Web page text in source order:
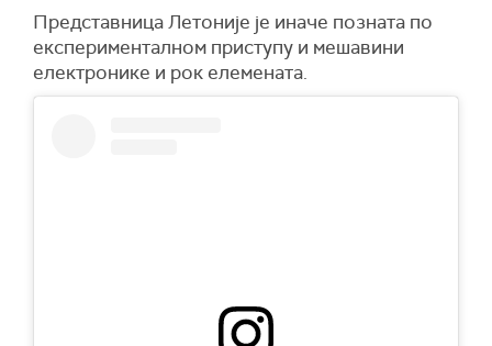
Представница Летоније је иначе позната по
експерименталном приступу и мешавини
електронике и рок елемената.